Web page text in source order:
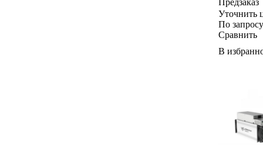
Уточнить
По запросу
Сравнить
В